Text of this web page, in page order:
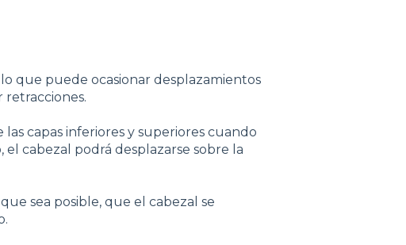
que puede ocasionar desplazamientos
retracciones.
las capas inferiores y superiores cuando
cabezal podrá desplazarse sobre la
sea posible, que el cabezal se